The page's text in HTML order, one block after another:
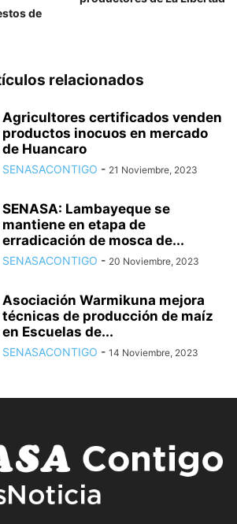
de
relacionados
Agricultores certificados venden
productos inocuos en mercado
de Huancaro
SENASACONTIGO - 21 Noviembre, 2023
SENASA: Lambayeque se
mantiene en etapa de
erradicación de mosca de...
SENASACONTIGO - 20 Noviembre, 2023
Asociación Warmikuna mejora
técnicas de producción de maíz
en Escuelas de...
SENASACONTIGO - 14 Noviembre, 2023